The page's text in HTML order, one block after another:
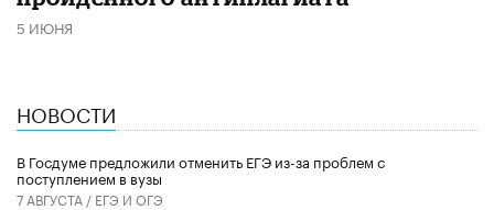
5 ИЮНЯ
НОВОСТИ
В Госдуме предложили отменить ЕГЭ из-за проблем с
поступлением в вузы
7 АВГУСТА / ЕГЭ И ОГЭ